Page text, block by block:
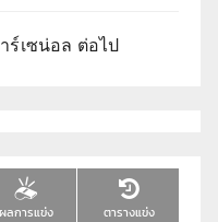
ร์เซน่อล ต่อไป